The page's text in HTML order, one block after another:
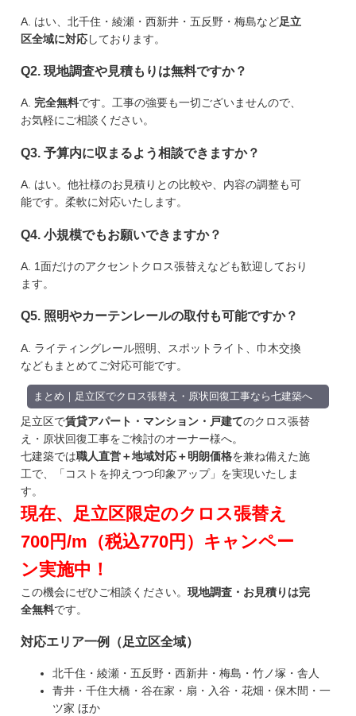
A. はい、北千住・綾瀬・西新井・五反野・梅島など足立
区全域に対応しております。
Q2. 現地調査や見積もりは無料ですか？
A. 完全無料です。工事の強要も一切ございませんので、
お気軽にご相談ください。
Q3. 予算内に収まるよう相談できますか？
A. はい。他社様のお見積りとの比較や、内容の調整も可
能です。柔軟に対応いたします。
Q4. 小規模でもお願いできますか？
A. 1面だけのアクセントクロス張替えなども歓迎しており
ます。
Q5. 照明やカーテンレールの取付も可能ですか？
A. ライティングレール照明、スポットライト、巾木交換
などもまとめてご対応可能です。
まとめ｜足立区でクロス張替え・原状回復工事なら七建築へ
足立区で賃貸アパート・マンション・戸建てのクロス張替
え
・ 原状回復工事をご検討のオーナー様へ。
七建築では職人直営＋地域対応＋明朗価格を兼ね備えた施
工で、「コストを抑えつつ印象アップ」を実現いたしま
す。
現在、足立区限定のクロス張替え
700円/m（税込770円）キャンペー
ン実施中！
この機会にぜひご相談ください。現地調査・お見積りは完
全無料です。
対応エリア一例（足立区全域）
北千住・綾瀬・五反野・西新井・梅島・竹ノ塚・舎人
青井・千住大橋・谷在家・扇・入谷・花畑・保木間・一
ツ家 ほか